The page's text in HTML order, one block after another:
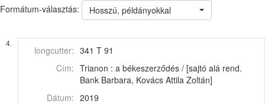
Formátum-választás: Hosszú, példányokkal
4.
longcutter: 341 T 91
Cím: Trianon : a békeszerződés / [sajtó alá rend.
Bank Barbara, Kovács Attila Zoltán]
Dátum: 2019